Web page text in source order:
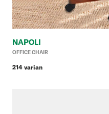
NAPOLI
OFFICE CHAIR
214 varian